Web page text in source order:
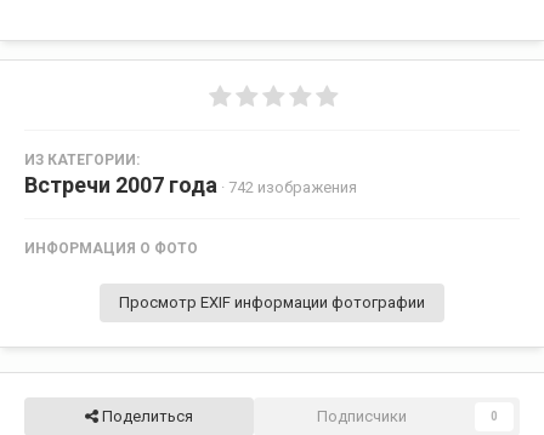
ИЗ КАТЕГОРИИ:
Встречи 2007 года · 742 изображения
ИНФОРМАЦИЯ О ФОТО
Просмотр EXIF информации фотографии
Поделиться Подписчики 0